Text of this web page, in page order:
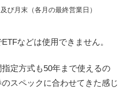
び月末（各月の最終営業日）
などは使用できません。
定方式も50年まで使えるの
スペックに合わせてきた感じ